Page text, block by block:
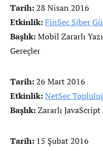
Tarih:28 Nisan 2016
Etkinlik:FinSec Siber
Başlık:Mobil Zararlı
Gereçler
Tarih:26 Mart 2016
Etkinlik:NetSec
Başlık:Zararlı
Tarih: 15 Şubat 2016